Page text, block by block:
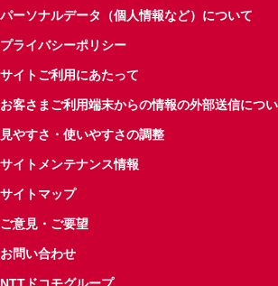
パーソナルデータ（個人情報など）について
プライバシーポリシー
サイトご利用にあたって
お客さまご利用端末からの情報の外部送信につ
見やすさ・使いやすさの調整
サイトメンテナンス情報
サイトマップ
ご意見・ご要望
お問い合わせ
NTTドコモグループ